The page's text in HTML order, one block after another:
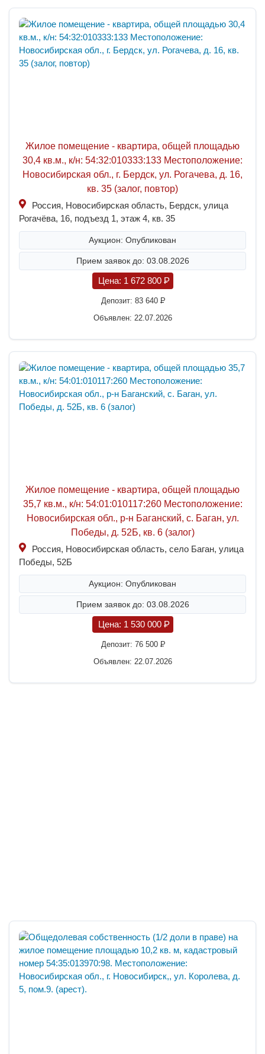
Жилое помещение - квартира, общей площадью
30,4 кв.м., к/н: 54:32:010333:133 Местоположение:
Новосибирская обл., г. Бердск, ул. Рогачева, д. 16,
кв. 35 (залог, повтор)
Россия, Новосибирская область, Бердск, улица
Рогачёва, 16, подъезд 1, этаж 4, кв. 35
Аукцион: Опубликован
Прием заявок до: 03.08.2026
Цена: 1 672 800 P
Депозит: 83 640P
Объявлен: 22.07.2026
Жилое помещение - квартира, общей площадью
35,7 кв.м., к/н: 54:01:010117:260 Местоположение:
Новосибирская обл., р-н Баганский, с. Баган, ул.
Победы, д. 52Б, кв. 6 (залог)
Россия, Новосибирская область, село Баган, улица
Победы, 52Б
Аукцион: Опубликован
Прием заявок до: 03.08.2026
Цена: 1 530 000 P
Депозит: 76 500P
Объявлен: 22.07.2026